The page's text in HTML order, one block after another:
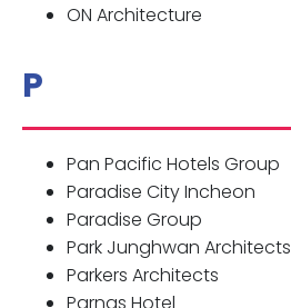
ON Architecture
P
Pan Pacific Hotels Group
Paradise City Incheon
Paradise Group
Park Junghwan Architects
Parkers Architects